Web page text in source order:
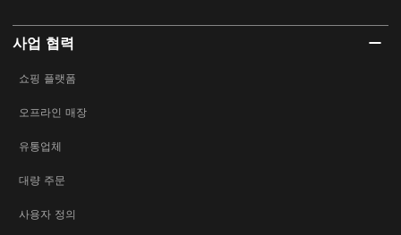
사업 협력
쇼핑 플랫폼
오프라인 매장
유통업체
대량 주문
사용자 정의